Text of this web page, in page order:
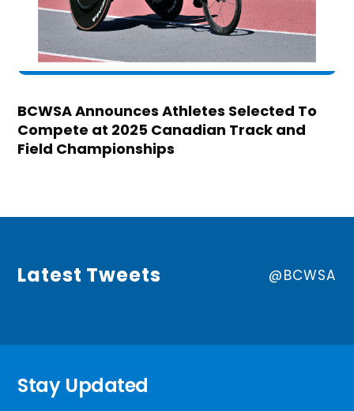
BCWSA Announces Athletes Selected To
Compete at 2025 Canadian Track and
Field Championships
Latest Tweets @BCWSA
Stay Updated